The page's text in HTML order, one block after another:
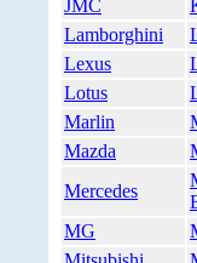
JMC
Lamborghini
Lexus
Lotus
Marlin
Mazda
Mercedes
MG